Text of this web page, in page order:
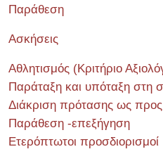
Παράθεση
Ασκήσεις
Αθλητισμός (Κριτήριο
Παράταξη και υπόταξη στη
Διάκριση πρότασης ως
Παράθεση -επεξήγηση
Ετερόπτωτοι προσδιορισμοί